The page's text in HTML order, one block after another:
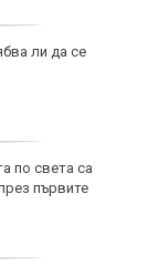
ли да се
по света са
първите